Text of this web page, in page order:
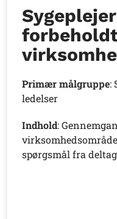
Primær målgruppe:
ledelser
Indhold:
spørgsmål fra